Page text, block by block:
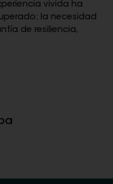
vivida ha
la necesidad
de resiliencia,